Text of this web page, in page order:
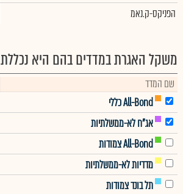
הפניקס-ק.נאמ
משקל האגרת במדדים בהם היא נכללת
שם המדד
All-Bond כללי
אג"ח לא-ממשלתיות
All-Bond צמודות
מדדיות לא-ממשלתיות
תל בונד צמודות